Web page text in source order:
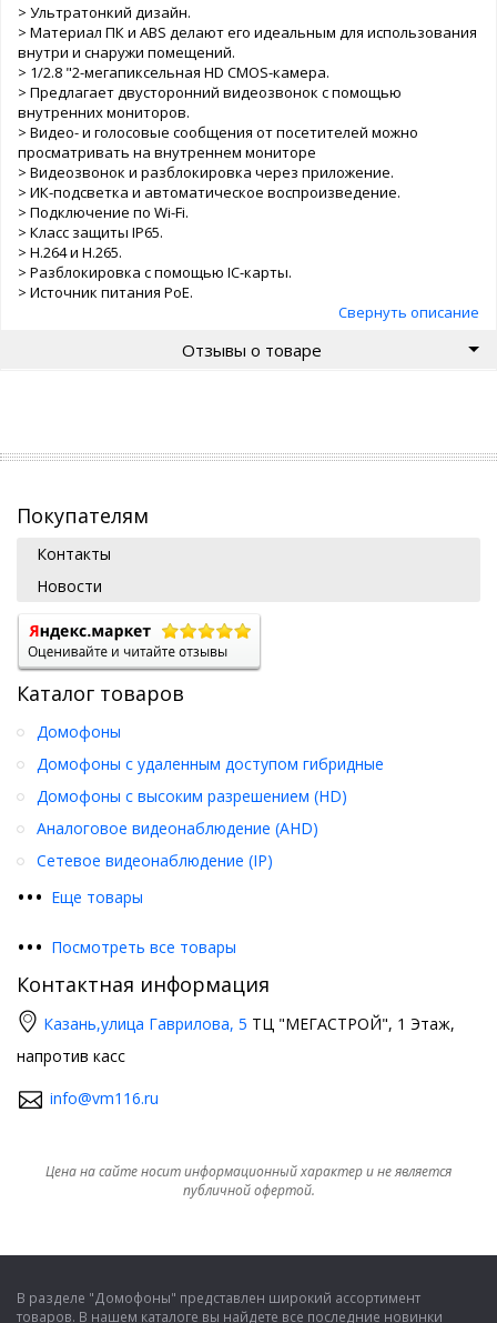
> Ультратонкий дизайн.
> Материал ПК и ABS делают его идеальным для использования
внутри и снаружи помещений.
> 1/2.8 "2-мегапиксельная HD CMOS-камера.
> Предлагает двусторонний видеозвонок с помощью
внутренних мониторов.
> Видео- и голосовые сообщения от посетителей можно
просматривать на внутреннем мониторе
> Видеозвонок и разблокировка через приложение.
> ИК-подсветка и автоматическое воспроизведение.
> Подключение по Wi-Fi.
> Класс защиты IP65.
> H.264 и H.265.
> Разблокировка с помощью IC-карты.
> Источник питания PoE.
Свернуть описание
Отзывы о товаре
Покупателям
Контакты
Новости
Каталог товаров
••• Еще товары
Домофоны
Домофоны с удаленным доступом гибридные
Домофоны с высоким разрешением (HD)
Аналоговое видеонаблюдение (AHD)
Сетевое видеонаблюдение (IP)
••• Посмотреть все товары
Контактная информация
Казань,улица Гаврилова, 5 ТЦ "МЕГАСТРОЙ", 1 Этаж,
напротив касс
info@vm116.ru
Цена на сайте носит информационный характер и не является
публичной офертой.
В разделе "Домофоны" представлен широкий ассортимент
товаров. В нашем каталоге вы найдете все последние новинки